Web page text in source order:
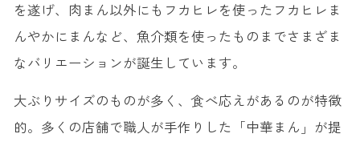
を遂げ、肉まん以外にもフカヒレを使ったフカヒレま
んやかにまんなど、魚介類を使ったものまでさまざま
なバリエーションが誕生しています。
大ぶりサイズのものが多く、食べ応えがあるのが特徴
的。多くの店舗で職人が手作りした「中華まん」が提